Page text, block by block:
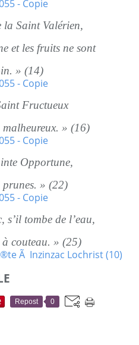
la Saint Valérien,
et les fruits ne sont
» (14)
Fructueux
» (16)
Opportune,
prunes. » (22)
tombe de l’eau,
couteau. » (25)
Repost 0